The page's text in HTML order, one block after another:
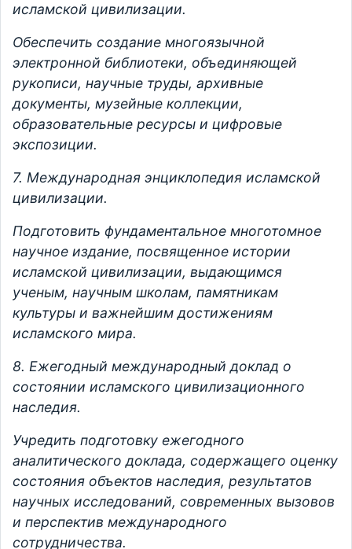
исламской цивилизации.
Обеспечить создание многоязычной
электронной библиотеки, объединяющей
рукописи, научные труды, архивные
документы, музейные коллекции,
образовательные ресурсы и цифровые
экспозиции.
7. Международная энциклопедия исламской
цивилизации.
Подготовить фундаментальное многотомное
научное издание, посвященное истории
исламской цивилизации, выдающимся
ученым, научным школам, памятникам
культуры и важнейшим достижениям
исламского мира.
8. Ежегодный международный доклад о
состоянии исламского цивилизационного
наследия.
Учредить подготовку ежегодного
аналитического доклада, содержащего оценку
состояния объектов наследия, результатов
научных исследований, современных вызовов
и перспектив международного
сотрудничества.